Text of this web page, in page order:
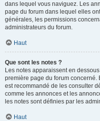
dans lequel vous naviguez. Les
page du forum dans lequel elles
générales, les permissions
administrateurs du forum.
Haut
Que sont les notes ?
Les notes apparaissent en
première page du forum concerné.
est recommandé de les consulter
comme les annonces et les
les notes sont définies par les
Haut